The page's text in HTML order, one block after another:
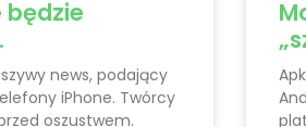
będzie
news, podający
iPhone. Twórcy
oszustwem.